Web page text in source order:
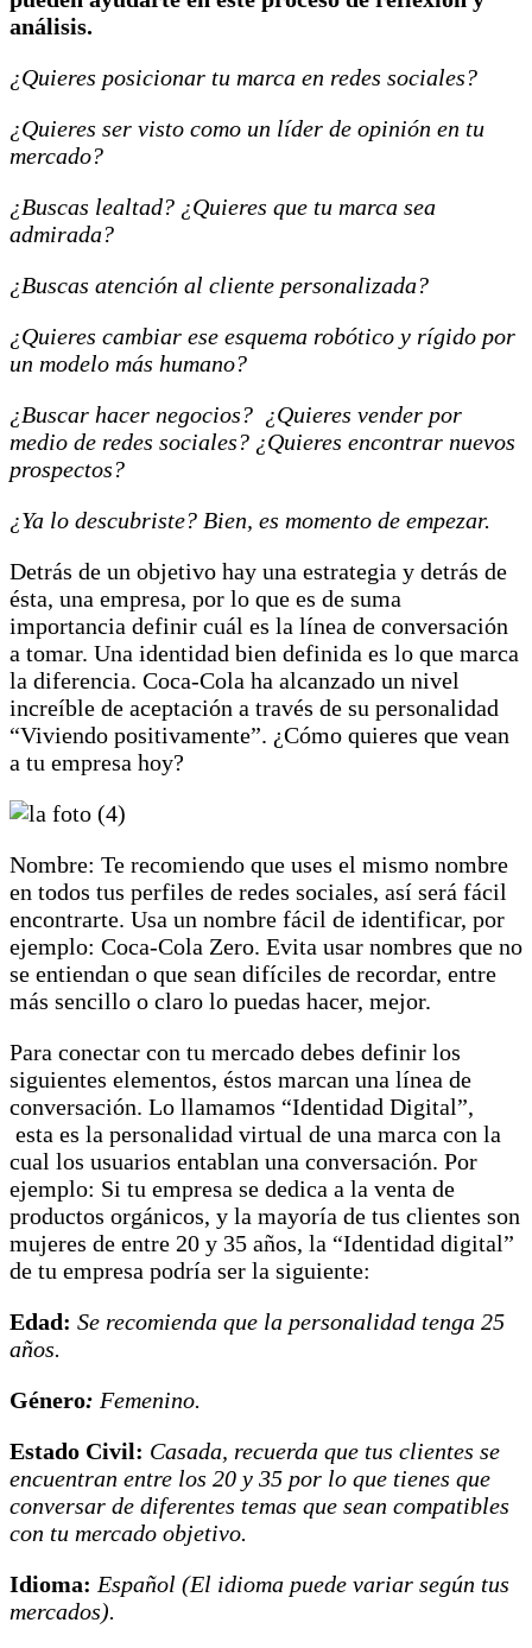
análisis.
¿Quieres posicionar tu marca en redes sociales?
¿Quieres ser visto como un líder de opinión en tu
mercado?
¿Buscas lealtad? ¿Quieres que tu marca sea
admirada?
¿Buscas atención al cliente personalizada?
¿Quieres cambiar ese esquema robótico y rígido por
un modelo más humano?
¿Buscar hacer negocios? ¿Quieres vender por
medio de redes sociales? ¿Quieres encontrar nuevos
prospectos?
¿Ya lo descubriste? Bien, es momento de empezar.
Detrás de un objetivo hay una estrategia y detrás de
ésta, una empresa, por lo que es de suma
importancia definir cuál es la línea de conversación
a tomar. Una identidad bien definida es lo que marca
la diferencia. Coca-Cola ha alcanzado un nivel
increíble de aceptación a través de su personalidad
“Viviendo positivamente”. ¿Cómo quieres que vean
a tu empresa hoy?
Nombre: Te recomiendo que uses el mismo nombre
en todos tus perfiles de redes sociales, así será fácil
encontrarte. Usa un nombre fácil de identificar, por
ejemplo: Coca-Cola Zero. Evita usar nombres que no
se entiendan o que sean difíciles de recordar, entre
más sencillo o claro lo puedas hacer, mejor.
Para conectar con tu mercado debes definir los
siguientes elementos, éstos marcan una línea de
conversación. Lo llamamos “Identidad Digital”,
esta es la personalidad virtual de una marca con la
cual los usuarios entablan una conversación. Por
ejemplo: Si tu empresa se dedica a la venta de
productos orgánicos, y la mayoría de tus clientes son
mujeres de entre 20 y 35 años, la “Identidad digital”
de tu empresa podría ser la siguiente:
Edad: Se recomienda que la personalidad tenga 25
años.
Género: Femenino.
Estado Civil: Casada, recuerda que tus clientes se
encuentran entre los 20 y 35 por lo que tienes que
conversar de diferentes temas que sean compatibles
con tu mercado objetivo.
Idioma: Español (El idioma puede variar según tus
mercados).